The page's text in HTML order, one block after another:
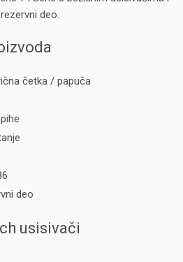
deo.
četka / papuča
deo
usisivači